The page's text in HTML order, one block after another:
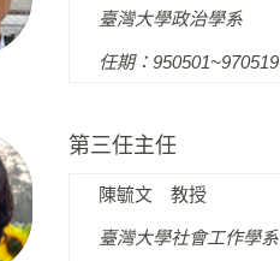
臺灣大學政治學系
任期：950501~970519
第三任主任
陳毓文 教授
臺灣大學社會工作學系